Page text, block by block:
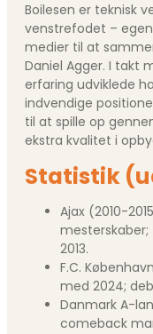
Boilesen er teknisk
venstrefodet –
medier til at
Daniel Agger. I takt
erfaring udviklede
indvendige
til at spille op
ekstra kvalitet i
Statistik
Ajax (2010-
2013.
F.C.
med 2024;
Danmark A-
comeback